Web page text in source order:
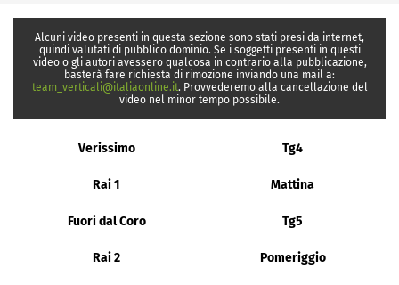
Alcuni video presenti in questa sezione sono stati presi da internet,
quindi valutati di pubblico dominio. Se i soggetti presenti in questi
video o gli autori avessero qualcosa in contrario alla pubblicazione,
basterà fare richiesta di rimozione inviando una mail a:
team_verticali@italiaonline.it. Provvederemo alla cancellazione del
video nel minor tempo possibile.
Verissimo Tg4
Rai 1 Mattina
Fuori dal Coro Tg5
Rai 2 Pomeriggio